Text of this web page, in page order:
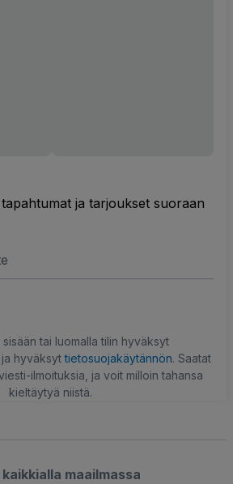
ja tarjoukset suoraan
sisään tai luomalla tilin hyväksyt
ja hyväksyttietosuojakäytännön. Saatat
ilmoituksia, ja voit milloin tahansa
kieltäytyä niistä.
maailmassa